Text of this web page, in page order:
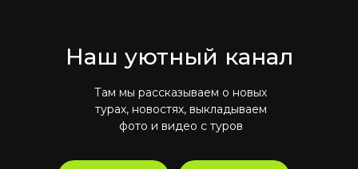
Наш уютный канал
Там мы рассказываем о новых
турах, новостях, выкладываем
фото и видео с туров